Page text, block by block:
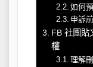
如何
申訴
FB 社團貼
權
理解